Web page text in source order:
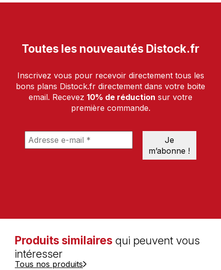
Toutes les nouveautés Distock.fr
Inscrivez vous pour recevoir directement tous les
bons plans Distock.fr directement dans votre boite
email. Recevez 10% de réduction sur votre
première commande.
Produits similaires qui peuvent vous
intéresser
Tous nos produits